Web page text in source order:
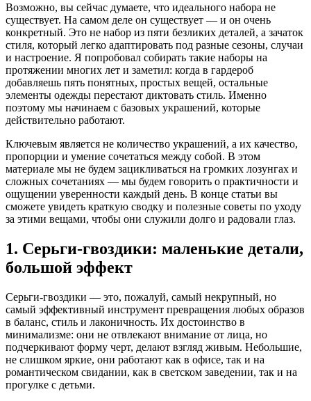
Возможно, вы сейчас думаете, что идеального набора не
существует. На самом деле он существует — и он очень
конкретный. Это не набор из пяти безликих деталей, а зачаток
стиля, который легко адаптировать под разные сезоны, случаи
и настроение. Я попробовал собирать такие наборы на
протяжении многих лет и заметил: когда в гардероб
добавляешь пять понятных, простых вещей, остальные
элементы одежды перестают диктовать стиль. Именно
поэтому мы начинаем с базовых украшений, которые
действительно работают.
Ключевым является не количество украшений, а их качество,
пропорции и умение сочетаться между собой. В этом
материале мы не будем зацикливаться на громких лозунгах и
сложных сочетаниях — мы будем говорить о практичности и
ощущении уверенности каждый день. В конце статьи вы
сможете увидеть краткую сводку и полезные советы по уходу
за этими вещами, чтобы они служили долго и радовали глаз.
1. Серьги-гвоздики: маленькие детали,
большой эффект
Серьги-гвоздики — это, пожалуй, самый некрупный, но
самый эффективный инструмент превращения любых образов
в баланс, стиль и лаконичность. Их достоинство в
минимализме: они не отвлекают внимание от лица, но
подчеркивают форму черт, делают взгляд живым. Небольшие,
не слишком яркие, они работают как в офисе, так и на
романтическом свидании, как в светском заведении, так и на
прогулке с детьми.